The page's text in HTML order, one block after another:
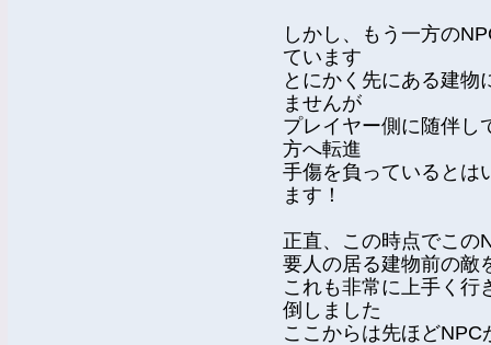
しかし、もう一方の
ています
とにかく先にある建物
ませんが
プレイヤー側に随伴し
方へ転進
手傷を負っているとは
ます！
正直、この時点でこの
要人の居る建物前の敵
これも非常に上手く行
倒しました
ここからは先ほど